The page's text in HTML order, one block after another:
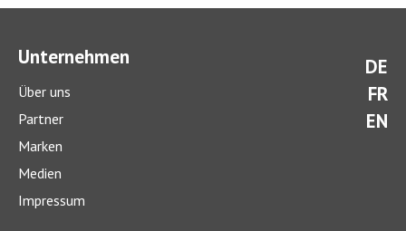
DE
FR
EN
Unternehmen
Über uns
Partner
Marken
Medien
Impressum